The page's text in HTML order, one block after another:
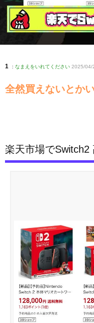
1 : なまえをいれてください 2025/04/
全然買えないとか
楽天市場でSwitch2